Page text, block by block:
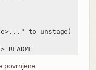
to unstage)
README
povrnjene.